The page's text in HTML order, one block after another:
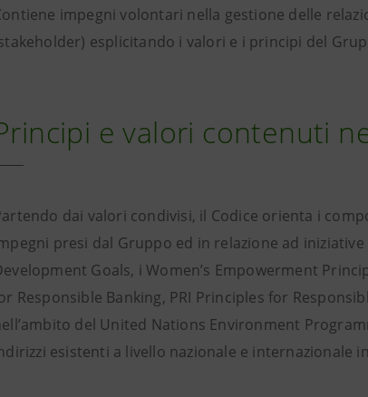
impegni volontari nella gestione delle
esplicitando i valori e i principi del
e valori contenuti
dai valori condivisi, il Codice orienta i
presi dal Gruppo ed in relazione ad
Goals, i Women’s Empowerment
Responsible Banking, PRI Principles for
del United Nations Environment
esistenti a livello nazionale e internazionale